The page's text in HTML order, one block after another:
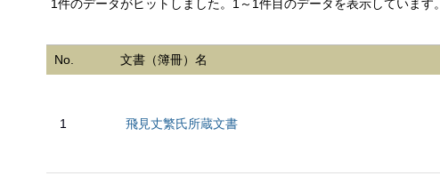
1件のデータがヒットしました。1～1件目のデータを表示しています。
No. 文書（簿冊）名
1 飛見丈繁氏所蔵文書